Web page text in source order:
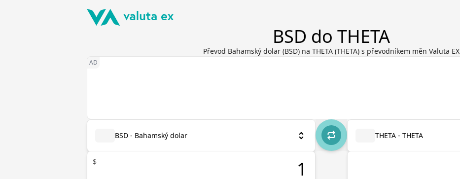
BSD do THETA
Převod Bahamský dolar (BSD) na THETA (THETA) s převodníkem měn Valuta EX
BSD - Bahamský dolar
$
THETA - THETA